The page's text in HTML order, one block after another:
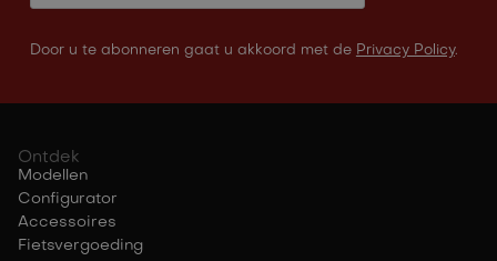
Door u te abonneren gaat u akkoord met de Privacy Policy.
Ontdek
Modellen
Configurator
Accessoires
Fietsvergoeding